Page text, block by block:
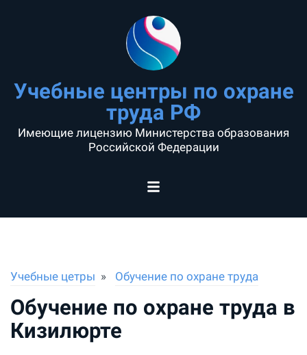
Учебные центры по охране
труда РФ
Имеющие лицензию Министерства образования
Российской Федерации
Учебные цетры Обучение по охране труда
Обучение по охране труда в
Кизилюрте